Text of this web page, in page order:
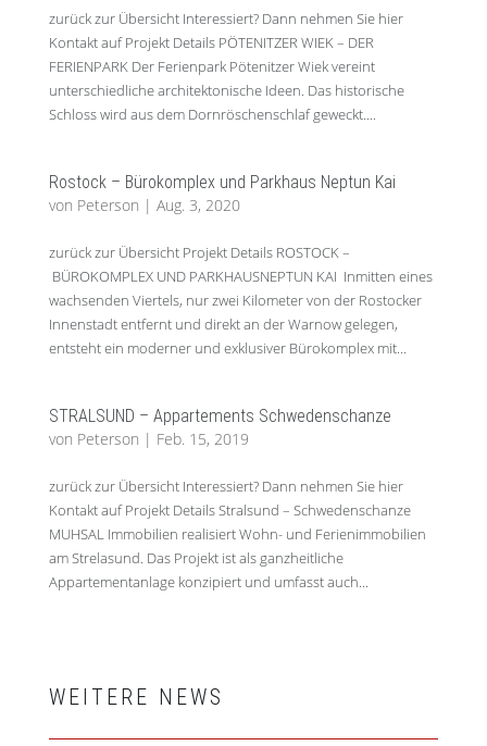
zurück zur Übersicht Interessiert? Dann nehmen Sie hier
Kontakt auf Projekt Details PÖTENITZER WIEK – DER
FERIENPARK Der Ferienpark Pötenitzer Wiek vereint
unterschiedliche architektonische Ideen. Das historische
Schloss wird aus dem Dornröschenschlaf geweckt....
Rostock – Bürokomplex und Parkhaus Neptun Kai
von Peterson | Aug. 3, 2020
zurück zur Übersicht Projekt Details ROSTOCK –
BÜROKOMPLEX UND PARKHAUSNEPTUN KAI Inmitten eines
wachsenden Viertels, nur zwei Kilometer von der Rostocker
Innenstadt entfernt und direkt an der Warnow gelegen,
entsteht ein moderner und exklusiver Bürokomplex mit...
STRALSUND – Appartements Schwedenschanze
von Peterson | Feb. 15, 2019
zurück zur Übersicht Interessiert? Dann nehmen Sie hier
Kontakt auf Projekt Details Stralsund – Schwedenschanze
MUHSAL Immobilien realisiert Wohn- und Ferienimmobilien
am Strelasund. Das Projekt ist als ganzheitliche
Appartementanlage konzipiert und umfasst auch...
WEITERE NEWS